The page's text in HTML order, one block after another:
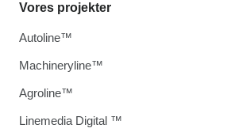
Vores projekter
Autoline™
Machineryline™
Agroline™
Linemedia Digital ™